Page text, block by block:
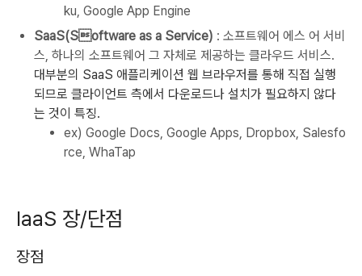
ku, Google App Engine
SaaS(Software as a Service) : 소프트웨어 에스 어 서비
스, 하나의 소프트웨어 그 자체로 제공하는 클라우드 서비스.
대부분의 SaaS 애플리케이션 웹 브라우저를 통해 직접 실행
되므로 클라이언트 측에서 다운로드나 설치가 필요하지 않다
는 것이 특징.
ex) Google Docs, Google Apps, Dropbox, Salesfo
rce, WhaTap
IaaS 장/단점
장점